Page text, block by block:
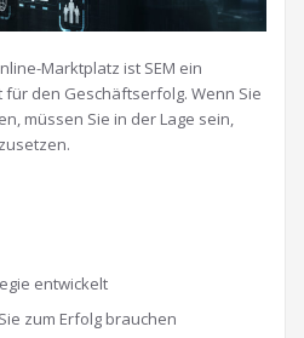
Marktplatz ist SEM ein
den Geschäftserfolg. Wenn Sie
müssen Sie in der Lage sein,
entwickelt
zum Erfolg brauchen